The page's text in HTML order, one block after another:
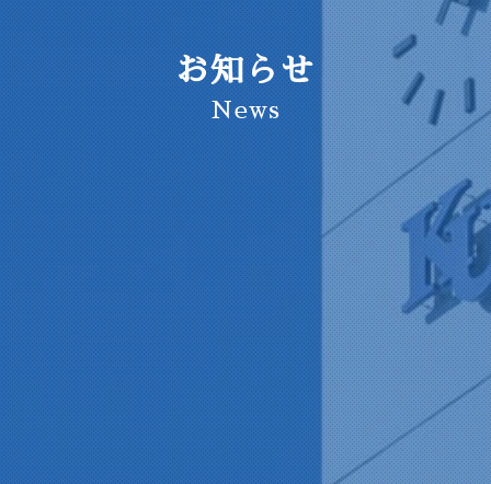
お知らせ
News